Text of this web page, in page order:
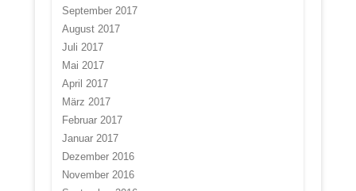
September 2017
August 2017
Juli 2017
Mai 2017
April 2017
März 2017
Februar 2017
Januar 2017
Dezember 2016
November 2016